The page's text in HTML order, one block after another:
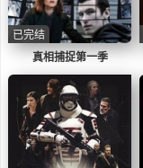
真相捕捉第一季
已完结